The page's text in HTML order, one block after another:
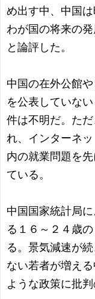
め出す中、中国
わが国の将来の
と論評した。
中国の在外公館
を公表していな
件は不明だ。た
れ、インターネ
内の就業問題を
ている。
中国国家統計局
る１６～２４歳
る。景気減速が
ない若者が増え
ような政策に批